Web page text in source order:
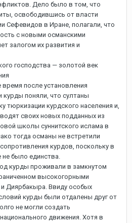
Дело было в том, что
освободившись от власти
Сефевидов в Иране, полагали, что
с новыми османскими
залогом их развития и
господства — золотой век
время после установления
курды поняли, что султаны
тюркизации курдского населения и,
своих новых подданных из
школы суннитского ислама в
тогда османы не встретили
курдов, поскольку в
было единства.
курды проживали в замкнутом
высокогорными
Диярбакыра. Ввиду особых
курды были отдалены друг от
не могли создать
движения. Хотя в